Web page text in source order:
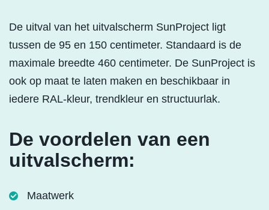
De uitval van het uitvalscherm SunProject ligt
tussen de 95 en 150 centimeter. Standaard is de
maximale breedte 460 centimeter. De SunProject is
ook op maat te laten maken en beschikbaar in
iedere RAL-kleur, trendkleur en structuurlak.
De voordelen van een
uitvalscherm:
Maatwerk